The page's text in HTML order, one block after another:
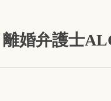
離婚弁護士